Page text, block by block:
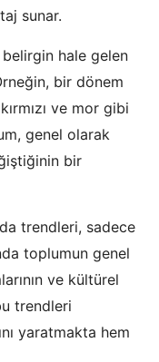
sunar.
belirgin hale gelen
bir dönem
ve mor gibi
genel olarak
bir
trendleri, sadece
toplumun genel
ve kültürel
trendleri
yaratmakta hem